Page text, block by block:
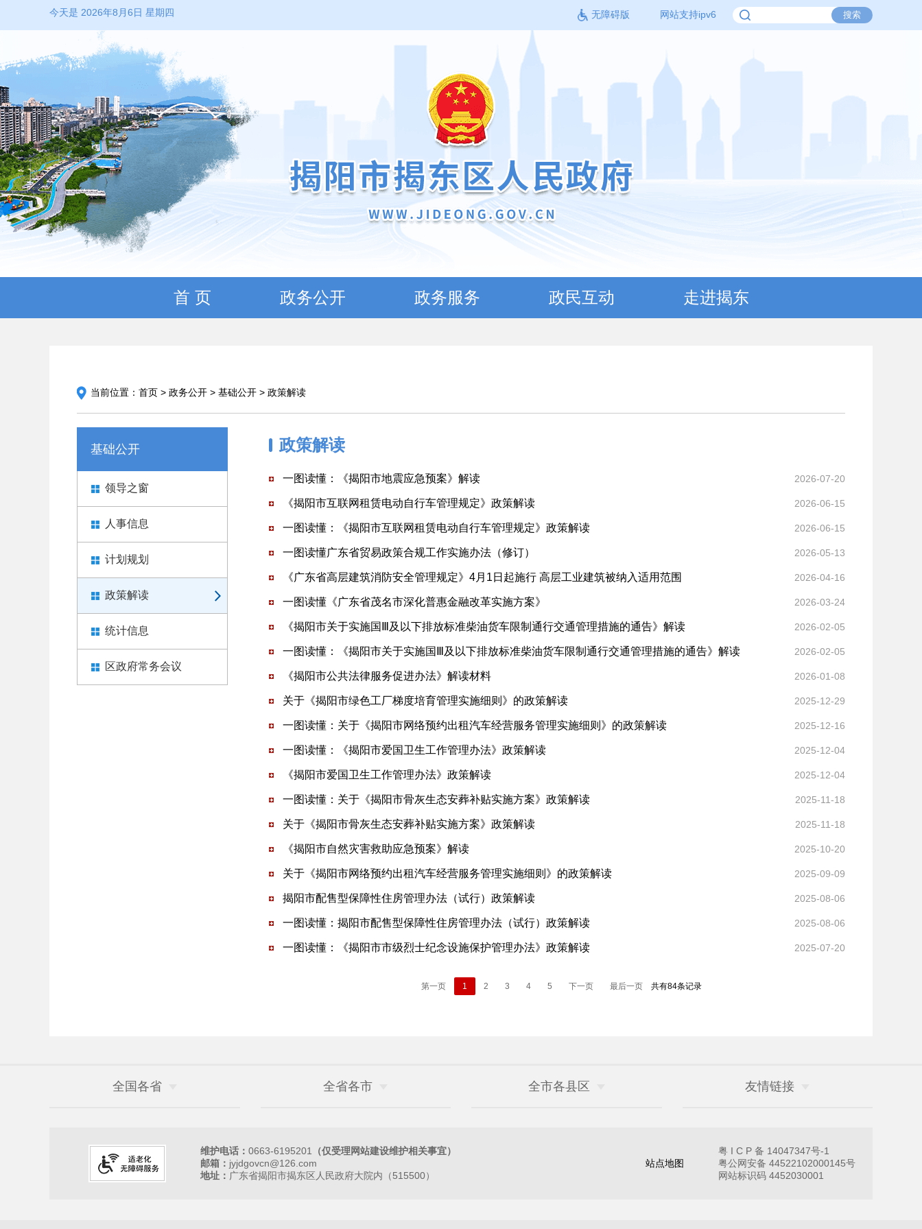
今天是 2026年8月6日 星期四 无障碍版 网站支持ipv6
首 页 政务公开 政务服务 政民互动 走进揭东
当前位置： 首页 > 政务公开 > 基础公开 > 政策解读
基础公开
领导之窗
人事信息
计划规划
政策解读
统计信息
区政府常务会议
政策解读
一图读懂：《揭阳市地震应急预案》解读 2026-07-20
《揭阳市互联网租赁电动自行车管理规定》政策解读 2026-06-15
一图读懂：《揭阳市互联网租赁电动自行车管理规定》政策解读 2026-06-15
一图读懂广东省贸易政策合规工作实施办法（修订） 2026-05-13
《广东省高层建筑消防安全管理规定》4月1日起施行 高层工业建筑被纳入适用范围 2026-04-16
一图读懂《广东省茂名市深化普惠金融改革实施方案》 2026-03-24
《揭阳市关于实施国Ⅲ及以下排放标准柴油货车限制通行交通管理措施的通告》解读 2026-02-05
一图读懂：《揭阳市关于实施国Ⅲ及以下排放标准柴油货车限制通行交通管理措施的通告》解读 2026-02-05
《揭阳市公共法律服务促进办法》解读材料 2026-01-08
关于《揭阳市绿色工厂梯度培育管理实施细则》的政策解读 2025-12-29
一图读懂：关于《揭阳市网络预约出租汽车经营服务管理实施细则》的政策解读 2025-12-16
一图读懂：《揭阳市爱国卫生工作管理办法》政策解读 2025-12-04
《揭阳市爱国卫生工作管理办法》政策解读 2025-12-04
一图读懂：关于《揭阳市骨灰生态安葬补贴实施方案》政策解读 2025-11-18
关于《揭阳市骨灰生态安葬补贴实施方案》政策解读 2025-11-18
《揭阳市自然灾害救助应急预案》解读 2025-10-20
关于《揭阳市网络预约出租汽车经营服务管理实施细则》的政策解读 2025-09-09
揭阳市配售型保障性住房管理办法（试行）政策解读 2025-08-06
一图读懂：揭阳市配售型保障性住房管理办法（试行）政策解读 2025-08-06
一图读懂：《揭阳市市级烈士纪念设施保护管理办法》政策解读 2025-07-20
第一页 1 2 3 4 5 下一页 最后一页 共有84条记录
全国各省 全省各市 全市各县区 友情链接
维护电话： 0663-6195201
（仅受理网站建设维护相关事宜）
邮箱： jyjdgovcn@126.com
地址： 广东省揭阳市揭东区人民政府大院内（515500）
站点地图
粤 I C P 备 14047347号-1
粤公网安备 44522102000145号
网站标识码 4452030001